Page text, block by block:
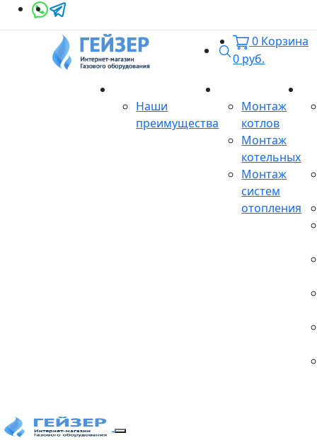
Поиск
0 Корзина
0 руб.
Наши
преимущества
Монтаж
котлов
Монтаж
котельных
Монтаж
систем
отопления